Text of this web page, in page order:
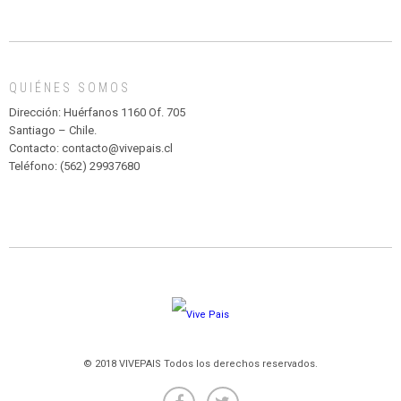
MADAGASCAR
PARQUE
HURATDO
QUIÉNES SOMOS
Dirección: Huérfanos 1160 Of. 705
Santiago – Chile.
Contacto: contacto@vivepais.cl
Teléfono: (562) 29937680
© 2018 VIVEPAIS Todos los derechos reservados.